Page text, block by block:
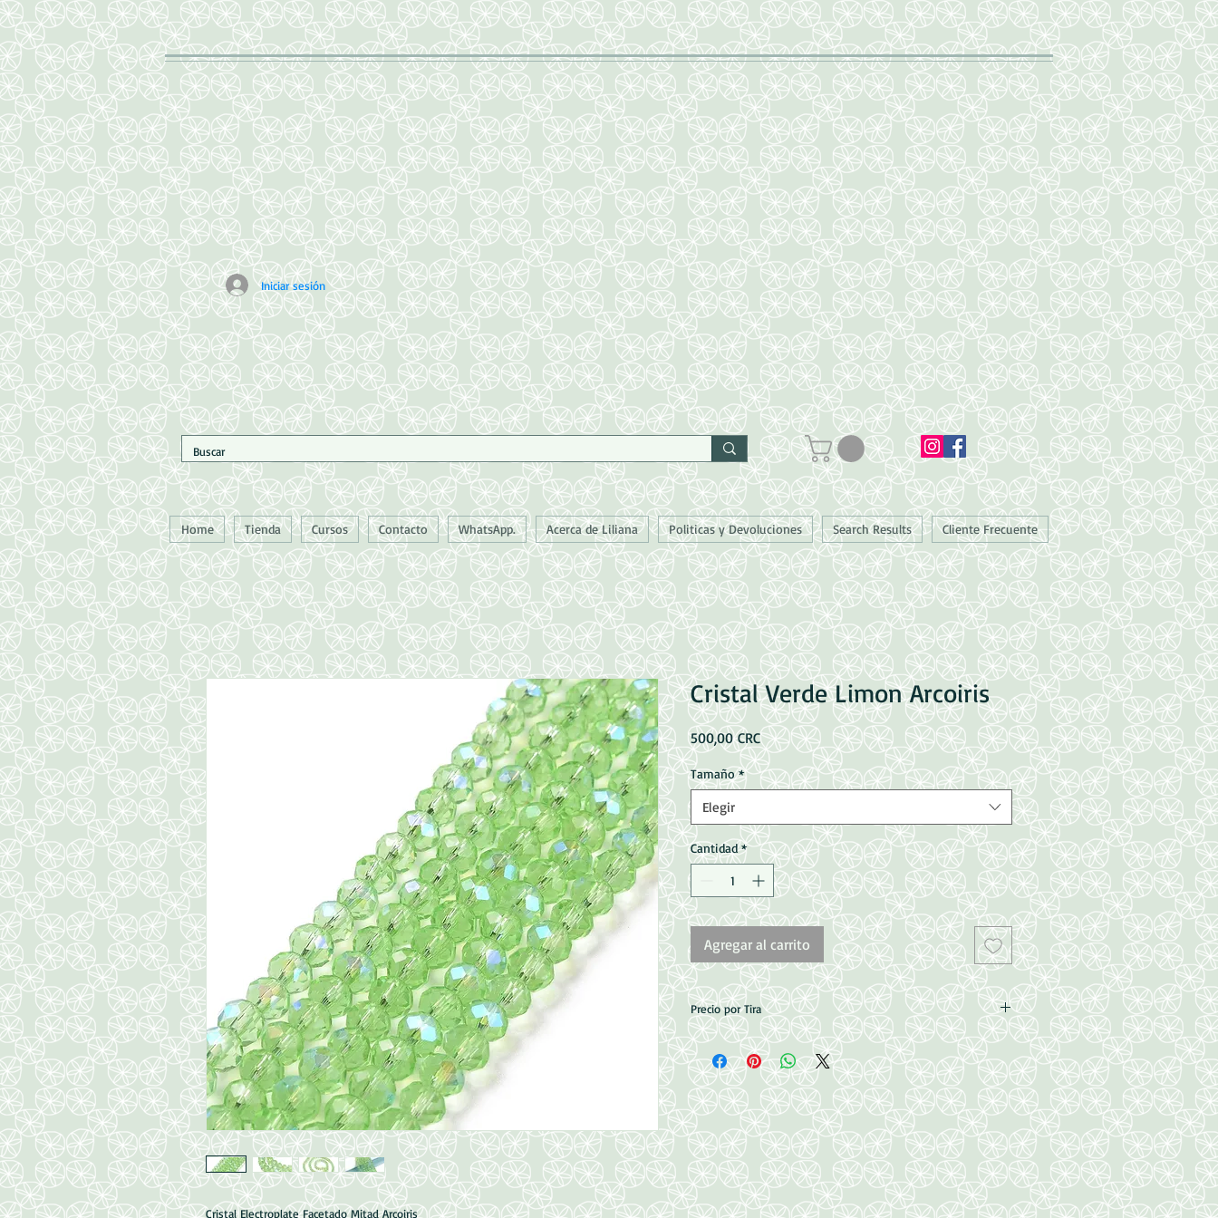
Iniciar sesión
Home Tienda Cursos Contacto WhatsApp. Acerca de Liliana Politicas y Devoluciones Search Results Cliente Frecuente
Cristal Electroplate Facetado Mitad Arcoiris
Cristal Verde Limon Arcoiris
500,00 CRCPrecio
Tamaño *
Elegir
Cantidad *
Agregar al carrito
Precio por Tira
4mm = 110~115pcs/tira, (39~40cm)
6mm = 80~85pcs/tira, (38~40cm)
8mm = 64~65pcs/tira, (40~41cm)